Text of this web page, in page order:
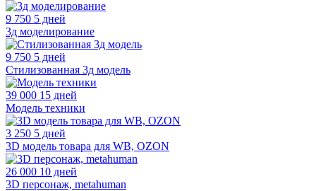
9 750 5 дней
3д моделирование
9 750 5 дней
Стилизованная 3д модель
39 000 15 дней
Модель техники
3 250 5 дней
3D модель товара для WB, OZON
26 000 10 дней
3D персонаж, metahuman